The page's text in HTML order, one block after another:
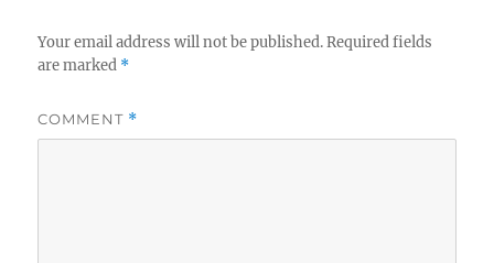
Your email address will not be published. Required fields
are marked *
COMMENT *